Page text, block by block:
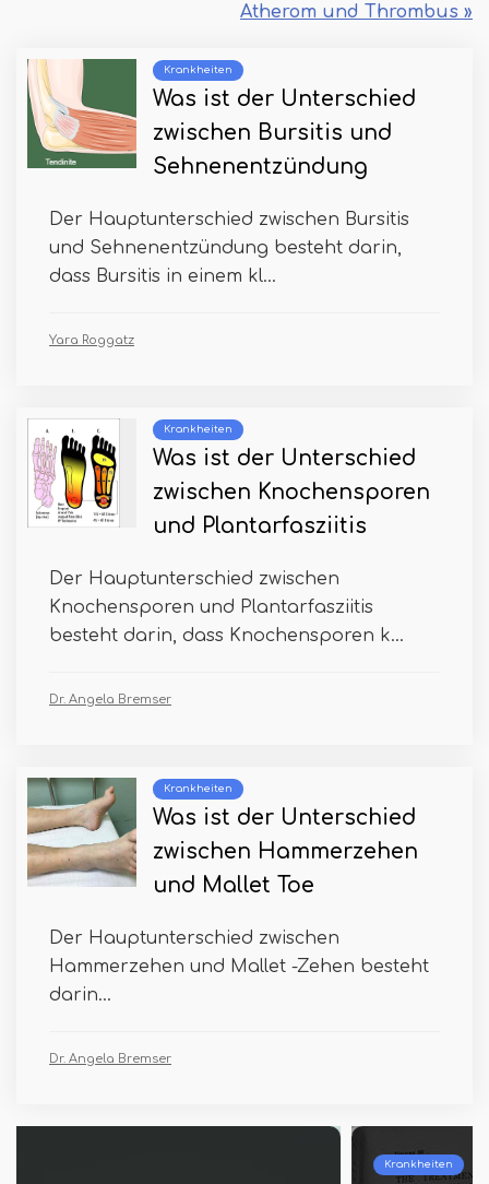
Atherom und Thrombus »
Krankheiten
Was ist der Unterschied
zwischen Bursitis und
Sehnenentzündung
Der Hauptunterschied zwischen Bursitis
und Sehnenentzündung besteht darin,
dass Bursitis in einem kl...
Yara Roggatz
Krankheiten
Was ist der Unterschied
zwischen Knochensporen
und Plantarfasziitis
Der Hauptunterschied zwischen
Knochensporen und Plantarfasziitis
besteht darin, dass Knochensporen k...
Dr. Angela Bremser
Krankheiten
Was ist der Unterschied
zwischen Hammerzehen
und Mallet Toe
Der Hauptunterschied zwischen
Hammerzehen und Mallet -Zehen besteht
darin...
Dr. Angela Bremser